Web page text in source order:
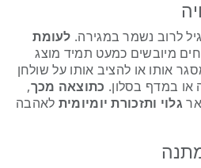
לרוב נשמר במגירה. לעומת
מיובשים כמעט תמיד מוצג
אותו או להציב אותו על שולחן
או במדף בסלון. כתוצאה מכך,
גלוי ותזכורת יומיומיתלאהבה